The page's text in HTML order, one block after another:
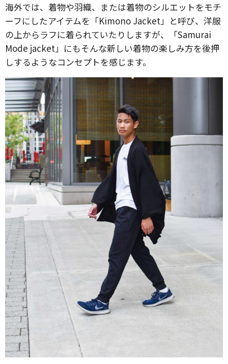
海外では、着物や羽織、または着物のシルエットをモチ
ーフにしたアイテムを「Kimono Jacket」と呼び、洋服
の上からラフに着られていたりしますが、「Samurai
Mode jacket」にもそんな新しい着物の楽しみ方を後押
しするようなコンセプトを感じます。